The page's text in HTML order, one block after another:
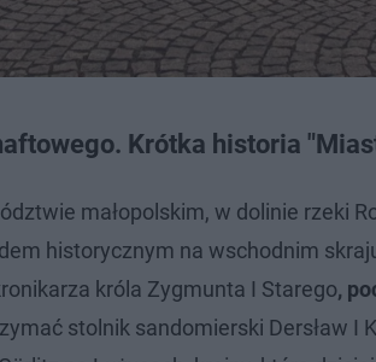
Krótka historia
małopolskim, w dolinie rzeki
historycznym na wschodnim
króla Zygmunta I Starego,
stolnik sandomierski Dersław I